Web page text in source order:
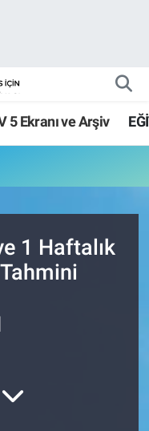
5 Ekranı ve Arşiv
1 Haftalık